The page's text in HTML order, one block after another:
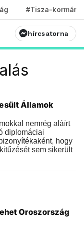
#Tisza-kormány
hírcsatorna
Államok
nemrég aláírt
diplomáciai
hogy
sem sikerült
Oroszország